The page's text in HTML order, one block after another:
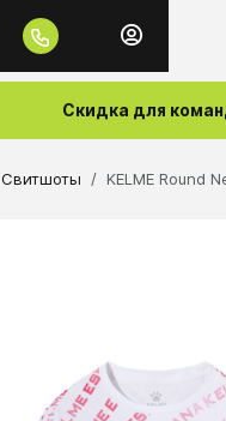
Скидка для
Свитшоты KELME Round